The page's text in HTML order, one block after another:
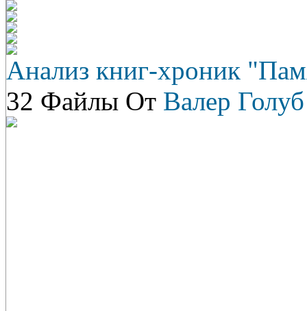
Анализ книг-хроник
32 Файлы От Валер Голуб